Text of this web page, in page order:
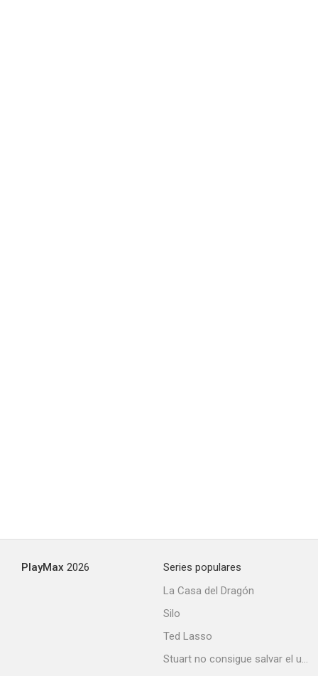
PlayMax 2026
Series populares
La Casa del Dragón
Silo
Ted Lasso
Stuart no consigue salvar el universo